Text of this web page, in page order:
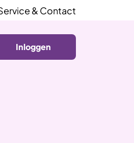
& Contact
Inloggen